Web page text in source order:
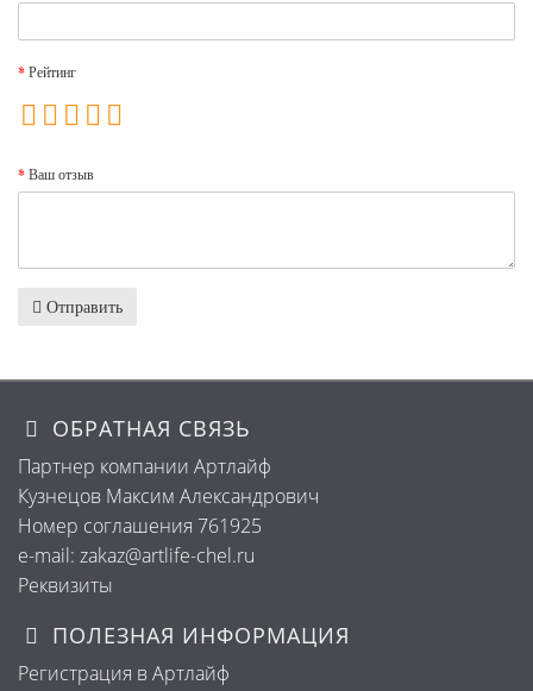
Рейтинг
Ваш отзыв
Отправить
ОБРАТНАЯ СВЯЗЬ
Партнер компании Артлайф
Кузнецов Максим Александрович
Номер соглашения 761925
e-mail: zakaz@artlife-chel.ru
Реквизиты
ПОЛЕЗНАЯ ИНФОРМАЦИЯ
Регистрация в Артлайф